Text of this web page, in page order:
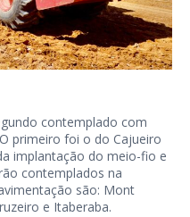
contemplado com
primeiro foi o do Cajueiro
implantação do meio-fio e
contemplados na
são: Mont
e Itaberaba.